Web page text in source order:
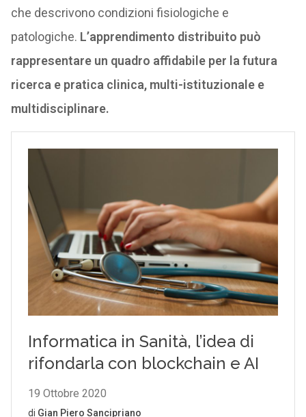
che descrivono condizioni fisiologiche e
patologiche. L’apprendimento distribuito può
rappresentare un quadro affidabile per la futura
ricerca e pratica clinica, multi-istituzionale e
multidisciplinare.